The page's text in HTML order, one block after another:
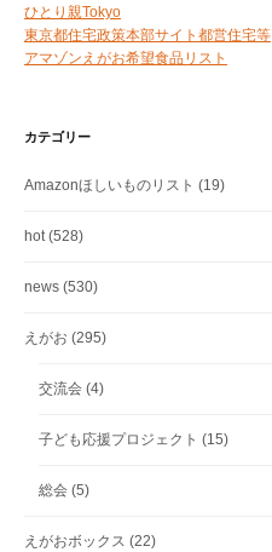
ひとり親Tokyo
東京都住宅政策本部サイト都営住宅等
アマゾンえがお希望食品リスト
カテゴリー
Amazonほしいものリスト (19)
hot(528)
news (530)
えがお (295)
交流会 (4)
子ども応援プロジェクト (15)
総会 (5)
えがおボックス (22)